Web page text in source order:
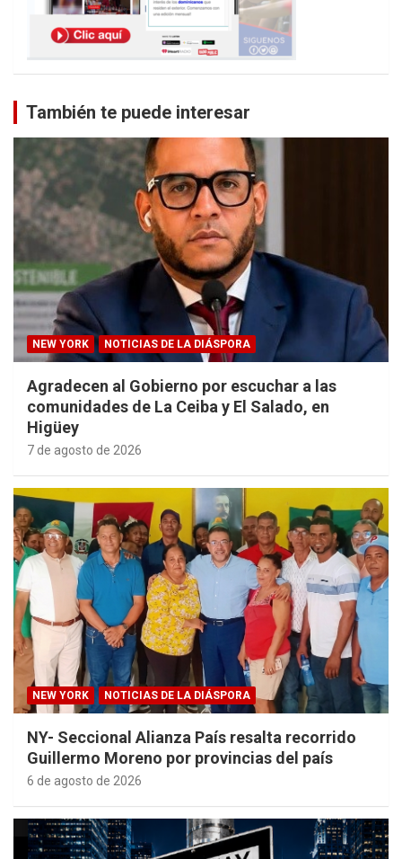
También te puede interesar
NEW YORK NOTICIAS DE LA DIÁSPORA
Agradecen al Gobierno por escuchar a las
comunidades de La Ceiba y El Salado, en
Higüey
7 de agosto de 2026
NEW YORK NOTICIAS DE LA DIÁSPORA
NY- Seccional Alianza País resalta recorrido
Guillermo Moreno por provincias del país
6 de agosto de 2026